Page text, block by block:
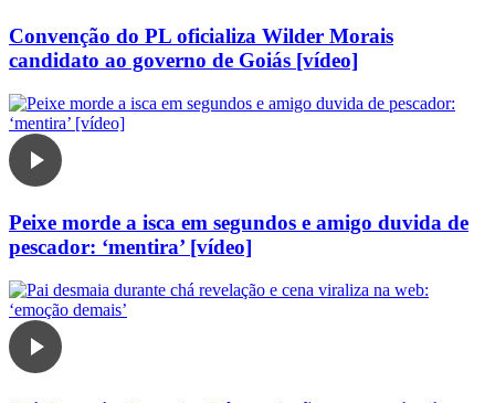
Convenção do PL oficializa Wilder Morais
candidato ao governo de Goiás [vídeo]
Peixe morde a isca em segundos e amigo duvida de
pescador: ‘mentira’ [vídeo]